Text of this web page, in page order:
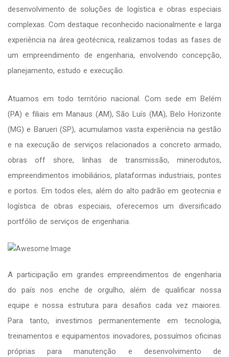
desenvolvimento de soluções de logística e obras especiais
complexas. Com destaque reconhecido nacionalmente e larga
experiência na área geotécnica, realizamos todas as fases de
um empreendimento de engenharia, envolvendo concepção,
planejamento, estudo e execução.
Atuamos em todo território nacional. Com sede em Belém
(PA) e filiais em Manaus (AM), São Luís (MA), Belo Horizonte
(MG) e Barueri (SP), acumulamos vasta experiência na gestão
e na execução de serviços relacionados a concreto armado,
obras off shore, linhas de transmissão, minerodutos,
empreendimentos imobiliários, plataformas industriais, pontes
e portos. Em todos eles, além do alto padrão em geotecnia e
logística de obras especiais, oferecemos um diversificado
portfólio de serviços de engenharia.
A participação em grandes empreendimentos de engenharia
do país nos enche de orgulho, além de qualificar nossa
equipe e nossa estrutura para desafios cada vez maiores.
Para tanto, investimos permanentemente em tecnologia,
treinamentos e equipamentos inovadores, possuímos oficinas
próprias para manutenção e desenvolvimento de